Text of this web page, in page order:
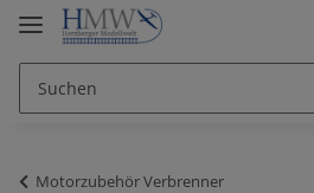
Motorzubehör Verbrenner